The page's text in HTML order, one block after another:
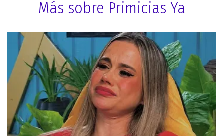
Más sobre Primicias Ya